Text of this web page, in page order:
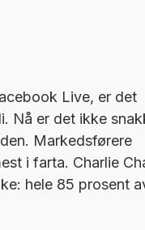
Live, er det
Nå er det ikke
Markedsførere
i farta. Charlie
hele 85 prosent